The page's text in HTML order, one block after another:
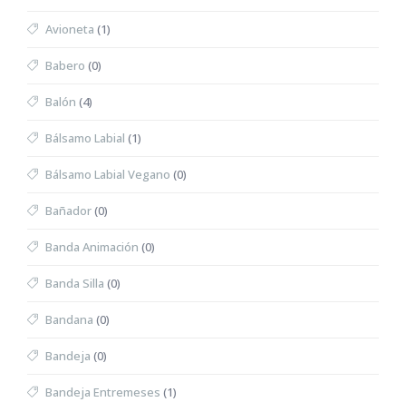
Avioneta (1)
Babero (0)
Balón (4)
Bálsamo Labial (1)
Bálsamo Labial Vegano (0)
Bañador(0)
Banda Animación (0)
Banda Silla (0)
Bandana (0)
Bandeja (0)
Bandeja Entremeses (1)